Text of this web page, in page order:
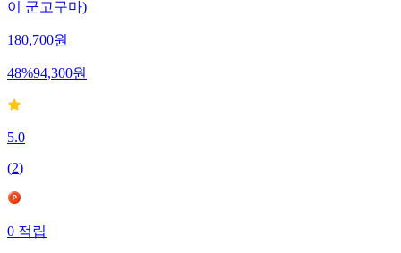
이 군고구마)
180,700원
48%94,300원
5.0
(2)
0적립